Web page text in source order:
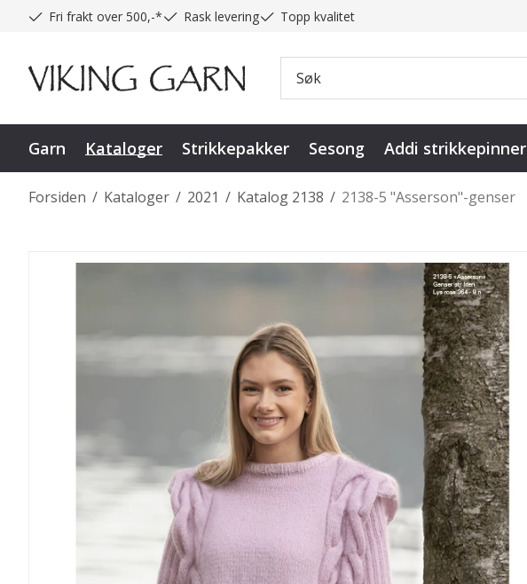
Fri frakt over 500,-* Rask levering Topp kvalitet
Garn Kataloger Strikkepakker Sesong Addi strikkepinner
/
Forsiden /
Kataloger /
2021 /
Katalog 2138 2138-5 "Asserson"-genser